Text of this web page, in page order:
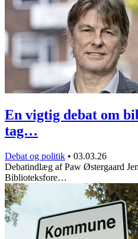
En vigtig debat om
tag…
Debat og politik • 03.03.26
Debatindlæg af Paw Østergaard
Biblioteksfore…